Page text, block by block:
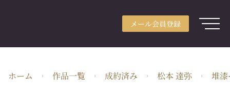
メール会員登録
用途別検索
ホーム 作品一覧 成約済み 松本 達弥 堆